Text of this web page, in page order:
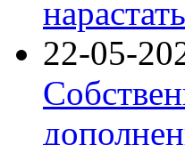
нарастать
22-05-